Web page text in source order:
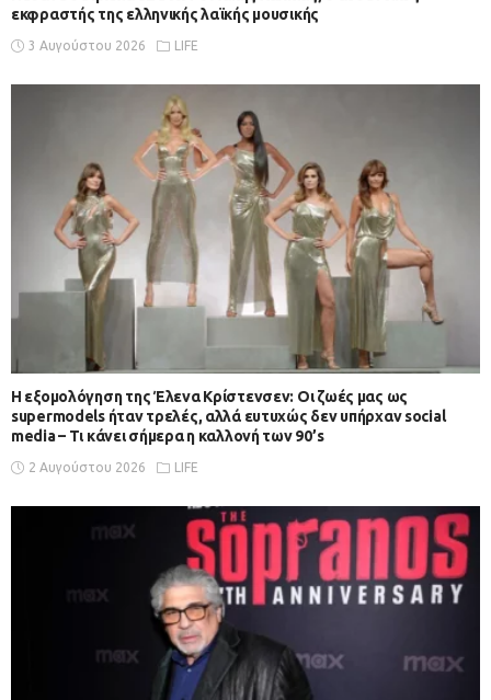
εκφραστής της ελληνικής λαϊκής μουσικής
3 Αυγούστου 2026 LIFE
Η εξομολόγηση της Έλενα Κρίστενσεν: Οι ζωές μας ως
supermodels ήταν τρελές, αλλά ευτυχώς δεν υπήρχαν social
media – Τι κάνει σήμερα η καλλονή των 90’s
2 Αυγούστου 2026 LIFE